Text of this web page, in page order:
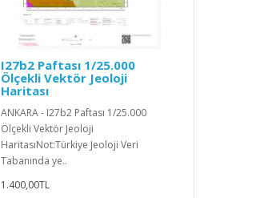
I27b2 Paftası 1/25.000
Ölçekli Vektör Jeoloji
Haritası
ANKARA - I27b2 Paftası 1/25.000
Ölçekli Vektör Jeoloji
HaritasıNot:Türkiye Jeoloji Veri
Tabanında ye..
1.400,00TL